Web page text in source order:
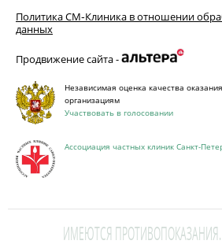
Политика СМ‑Клиника в отношении
данных
Продвижение сайта -
Независимая оценка качества
организациям
Участвовать в голосовании
Ассоциация частных клиник Санкт-
ИМЕЮТСЯ